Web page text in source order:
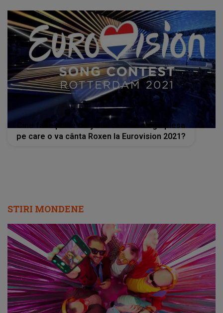
Cine face parte din juriul care va alege piesa
pe care o va cânta Roxen la Eurovision 2021?
STIRI MONDENE